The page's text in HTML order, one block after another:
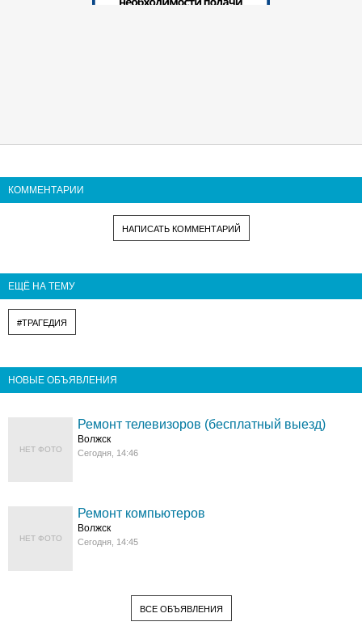
КОММЕНТАРИИ
НАПИСАТЬ КОММЕНТАРИЙ
ЕЩЁ НА ТЕМУ
#ТРАГЕДИЯ
НОВЫЕ ОБЪЯВЛЕНИЯ
НЕТ ФОТО
Ремонт телевизоров (бесплатный выезд)
Волжск
Сегодня, 14:46
НЕТ ФОТО
Ремонт компьютеров
Волжск
Сегодня, 14:45
ВСЕ ОБЪЯВЛЕНИЯ